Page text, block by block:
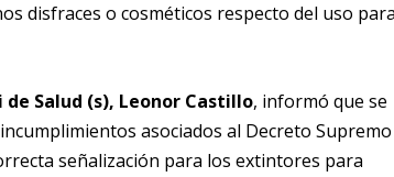
disfraces o cosméticos respecto del uso para
de Salud (s), Leonor Castillo, informó que se
asociados al Decreto Supremo
señalización para los extintores para